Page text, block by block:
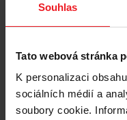
Souhlas
Tato webová stránka
K personalizaci
sociálních médií a
soubory cookie.
60 Kč